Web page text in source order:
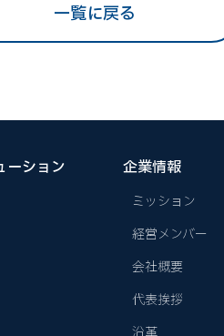
一覧に戻る
ーション 企業情報
ミッション
経営メンバー
会社概要
代表挨拶